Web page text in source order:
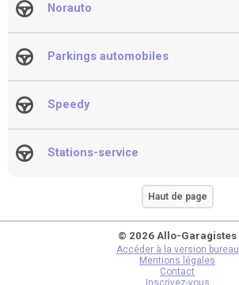
Norauto
Parkings automobiles
Speedy
Stations-service
Haut de page
© 2026 Allo-Garagistes
Accéder à la version bureau
Mentions légales
Contact
Inscrivez-vous